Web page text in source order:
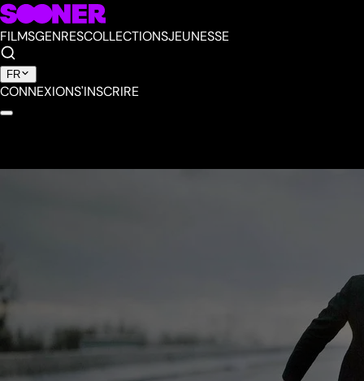
FILMSGENRESCOLLECTIONSJEUNESSE
FR
CONNEXIONS'INSCRIRE